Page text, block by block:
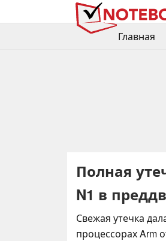
Главная
Полная
N1 в
Свежая утечка
процессорах Arm